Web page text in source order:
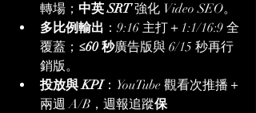
轉場； 中英 SRT 強化 Video SEO。
多比例輸出 ：9:16 主打＋1:1/16:9 全
覆蓋； ≤60 秒廣告版與 6/15 秒再行
銷版。
投放與 KPI：YouTube 觀看次推播＋
兩週 A/B，週報追蹤保